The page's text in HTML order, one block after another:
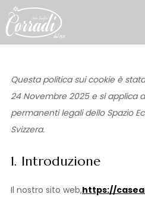
Questa politica sui cookie è
24 Novembre 2025 e si applica
permanenti legali dello Spazio
Svizzera.
1. Introduzione
Il nostro sito web,https://